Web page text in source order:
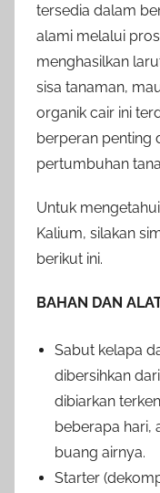
tersedia dalam
alami melalui
menghasilkan
sisa tanaman,
organik cair ini
berperan penting
pertumbuhan
Untuk
Kalium, silakan
berikut ini.
BAHAN DAN
Sabut kelapa
dibersihkan
dibiarkan
beberapa hari,
buang airnya.
Starter